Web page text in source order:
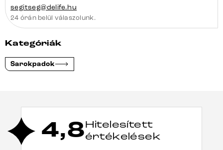
segitseg@delife.hu
24 órán belül válaszolunk.
Kategóriák
Sarokpadok
4,8Hitelesített
értékelések